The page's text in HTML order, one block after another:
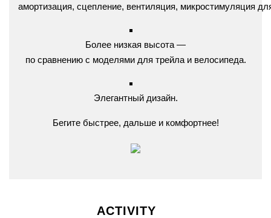
амортизация, сцепление, вентиляция, микростимуляция
Более низкая высота —
по сравнению с моделями для трейла и велосипеда.
Элегантный дизайн.
Бегите быстрее, дальше и комфортнее!
ACTIVITY